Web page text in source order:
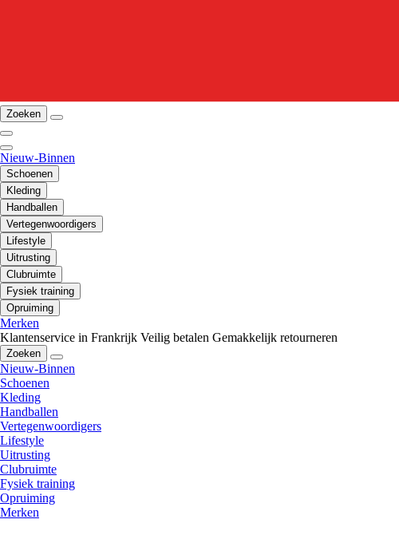
Zoeken
Nieuw-Binnen
Schoenen
Kleding
Handballen
Vertegenwoordigers
Lifestyle
Uitrusting
Clubruimte
Fysiek training
Opruiming
Merken
Klantenservice in Frankrijk Veilig betalen Gemakkelijk retourneren
Zoeken
Nieuw-Binnen
Schoenen
Kleding
Handballen
Vertegenwoordigers
Lifestyle
Uitrusting
Clubruimte
Fysiek training
Opruiming
Merken